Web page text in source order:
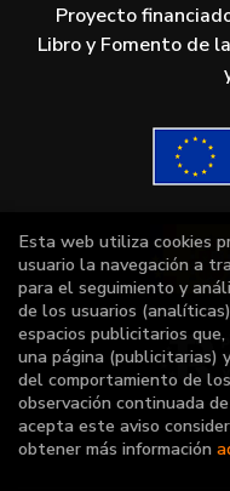
Proyecto
Libro y Fomento de
Esta web utiliza cookies
usuario la navegación a
para el seguimiento y
de los usuarios
espacios publicitarios
una página (publicitarias)
del comportamiento de
observación continuada
acepta este aviso
obtener más información